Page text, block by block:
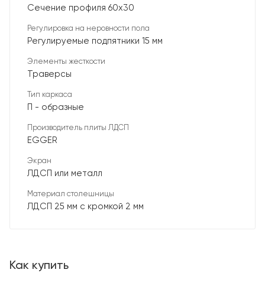
Сечение профиля 60х30
Регулировка на неровности пола
Регулируемые подпятники 15 мм
Элементы жесткости
Траверсы
Тип каркаса
П - образные
Производитель плиты ЛДСП
EGGER
Экран
ЛДСП или металл
Материал столешницы
ЛДСП 25 мм с кромкой 2 мм
Как купить